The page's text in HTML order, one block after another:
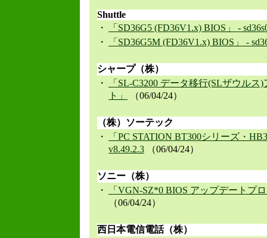
Shuttle
・
「SD36G5 (FD36V1.x) BIOS」 -
・
「SD36G5M (FD36V1.x) BIOS」 -
シャープ（株）
・
「SL-C3200 データ移行(SLザウルス
ト」
（06/04/24）
（株）ソーテック
・
「PC STATION BT300シリーズ・
v8.49.2.3 （06/04/24）
ソニー（株）
・
「VGN-SZ*0 BIOS アップデートプ
（06/04/24）
西日本電信電話（株）